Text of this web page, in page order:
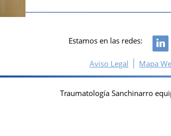
Estamos en las redes:
Aviso Legal Mapa
Traumatología Sanchinarro